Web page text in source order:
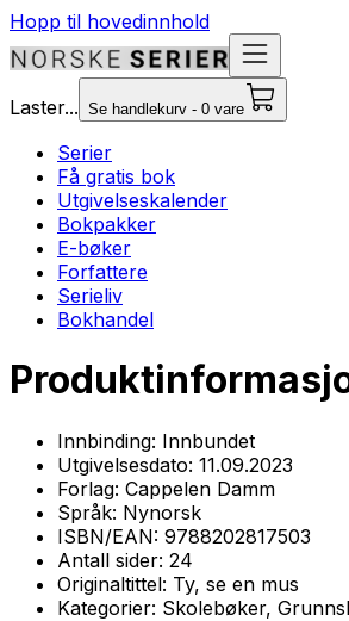
Hopp til hovedinnhold
Laster... Se handlekurv - 0 vare
Serier
Få gratis bok
Utgivelseskalender
Bokpakker
E-bøker
Forfattere
Serieliv
Bokhandel
Innbinding: Innbundet
Utgivelsesdato: 11.09.2023
Forlag: Cappelen Damm
Språk: Nynorsk
ISBN/EAN: 9788202817503
Antall sider: 24
Originaltittel: Ty, se en mus
Kategorier: Skolebøker,